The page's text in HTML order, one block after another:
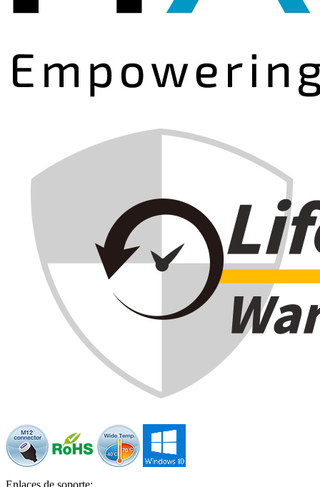
Enlaces de soporte: